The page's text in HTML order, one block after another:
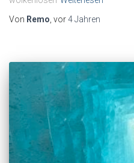
Von Remo, vor4 Jahren